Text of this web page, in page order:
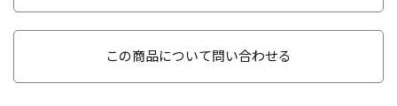
この商品について問い合わせる